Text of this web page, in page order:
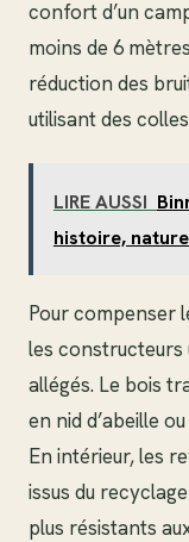
confort d’un
moins de 6
réduction des
utilisant des
LIRE AUSSI
histoire,
Pour compenser
les constructeurs
allégés. Le bois
en nid d’abeille
En intérieur, les
issus du
plus résistants